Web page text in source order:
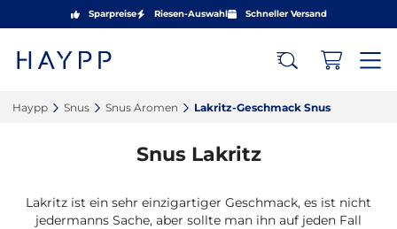
Sparpreise Riesen-Auswahl Schneller Versand
Haypp‎ Snus‎ Snus Aromen‎ Lakritz-Geschmack Snus‎
Snus Lakritz
Lakritz ist ein sehr einzigartiger Geschmack, es ist nicht
jedermanns Sache, aber sollte man ihn auf jeden Fall